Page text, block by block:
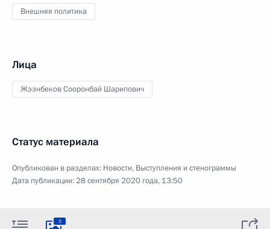
Внешняя политика
Лица
Жээнбеков Сооронбай Шарипович
Статус материала
Опубликован в разделах: Новости, Выступления и стенограммы
Дата публикации:28 сентября 2020 года, 13:50
3